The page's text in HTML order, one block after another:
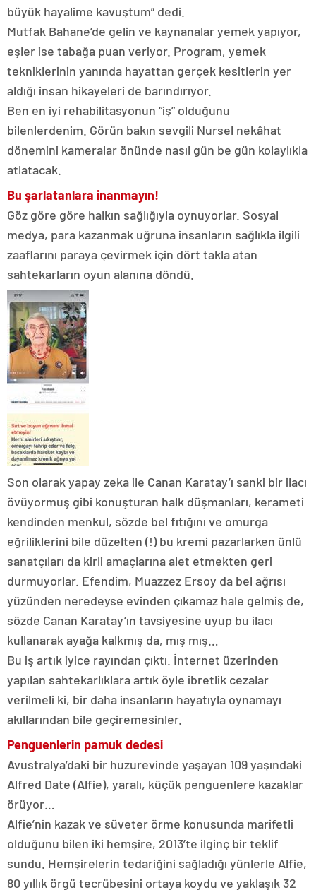
büyük hayalime kavuştum” dedi.
Mutfak Bahane’de gelin ve kaynanalar yemek yapıyor,
eşler ise tabağa puan veriyor. Program, yemek
tekniklerinin yanında hayattan gerçek kesitlerin yer
aldığı insan hikayeleri de barındırıyor.
Ben en iyi rehabilitasyonun “iş” olduğunu
bilenlerdenim. Görün bakın sevgili Nursel nekâhat
dönemini kameralar önünde nasıl gün be gün kolaylıkla
atlatacak.
Bu şarlatanlara inanmayın!
Göz göre göre halkın sağlığıyla oynuyorlar. Sosyal
medya, para kazanmak uğruna insanların sağlıkla ilgili
zaaflarını paraya çevirmek için dört takla atan
sahtekarların oyun alanına döndü.
Son olarak yapay zeka ile Canan Karatay’ı sanki bir ilacı
övüyormuş gibi konuşturan halk düşmanları, kerameti
kendinden menkul, sözde bel fıtığını ve omurga
eğriliklerini bile düzelten (!) bu kremi pazarlarken ünlü
sanatçıları da kirli amaçlarına alet etmekten geri
durmuyorlar. Efendim, Muazzez Ersoy da bel ağrısı
yüzünden neredeyse evinden çıkamaz hale gelmiş de,
sözde Canan Karatay’ın tavsiyesine uyup bu ilacı
kullanarak ayağa kalkmış da, mış mış…
Bu iş artık iyice rayından çıktı. İnternet üzerinden
yapılan sahtekarlıklara artık öyle ibretlik cezalar
verilmeli ki, bir daha insanların hayatıyla oynamayı
akıllarından bile geçiremesinler.
Penguenlerin pamuk dedesi
Avustralya’daki bir huzurevinde yaşayan 109 yaşındaki
Alfred Date (Alfie), yaralı, küçük penguenlere kazaklar
örüyor…
Alfie’nin kazak ve süveter örme konusunda marifetli
olduğunu bilen iki hemşire, 2013’te ilginç bir teklif
sundu. Hemşirelerin tedariğini sağladığı yünlerle Alfie,
80 yıllık örgü tecrübesini ortaya koydu ve yaklaşık 32